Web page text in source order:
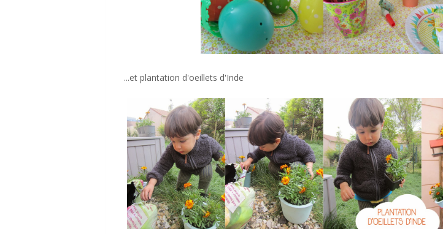
...et plantation d'oeillets d'Inde